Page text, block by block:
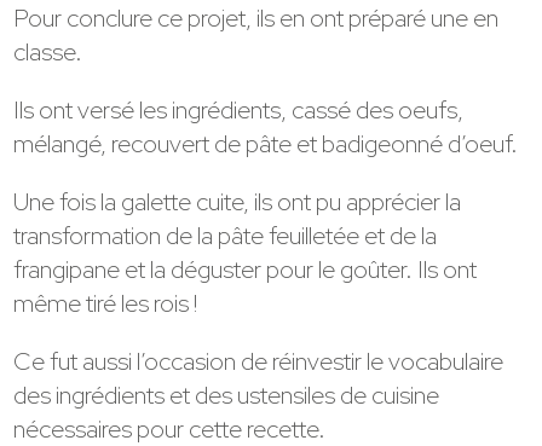
Pour conclure ce projet, ils en ont préparé une en
classe.
Ils ont versé les ingrédients, cassé des oeufs,
mélangé, recouvert de pâte et badigeonné d’oeuf.
Une fois la galette cuite, ils ont pu apprécier la
transformation de la pâte feuilletée et de la
frangipane et la déguster pour le goûter. Ils ont
même tiré les rois !
Ce fut aussi l’occasion de réinvestir le vocabulaire
des ingrédients et des ustensiles de cuisine
nécessaires pour cette recette.